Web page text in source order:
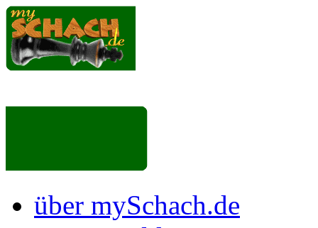
über mySchach.de